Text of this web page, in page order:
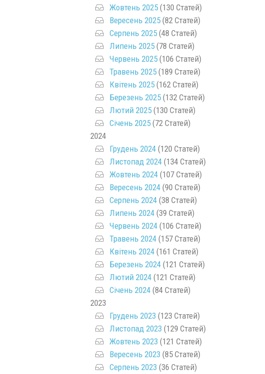
Жовтень 2025(130 Статей)
Вересень 2025(82 Статей)
Серпень 2025(48 Статей)
Липень 2025(78 Статей)
Червень 2025(106 Статей)
Травень 2025(189 Статей)
Квітень 2025(162 Статей)
Березень 2025(132 Статей)
Лютий 2025(130 Статей)
Січень 2025(72 Статей)
2024
Грудень 2024(120 Статей)
Листопад 2024(134 Статей)
Жовтень 2024(107 Статей)
Вересень 2024(90 Статей)
Серпень 2024(38 Статей)
Липень 2024(39 Статей)
Червень 2024(106 Статей)
Травень 2024(157 Статей)
Квітень 2024(161 Статей)
Березень 2024(121 Статей)
Лютий 2024(121 Статей)
Січень 2024(84 Статей)
2023
Грудень 2023 (123 Статей)
Листопад 2023 (129 Статей)
Жовтень 2023 (121 Статей)
Вересень 2023 (85 Статей)
Серпень 2023 (36 Статей)